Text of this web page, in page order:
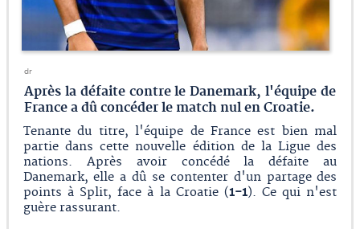
dr
Après la défaite contre le Danemark, l'équipe de
France a dû concéder le match nul en Croatie.
Tenante du titre, l'équipe de France est bien mal
partie dans cette nouvelle édition de la Ligue des
nations. Après avoir concédé la défaite au
Danemark, elle a dû se contenter d'un partage des
points à Split, face à la Croatie (1-1). Ce qui n'est
guère rassurant.